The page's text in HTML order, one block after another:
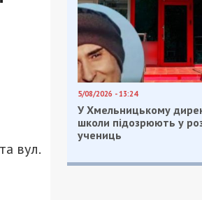
вул.
5/08/2026 - 13:24
У Хмельницькому
школи підозрюють у
учениць